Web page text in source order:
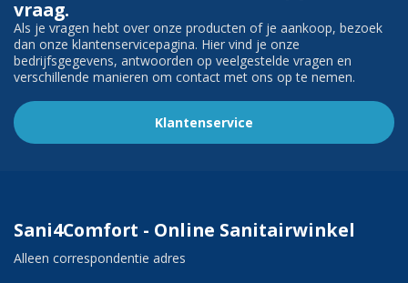
vraag.
Als je vragen hebt over onze producten of je aankoop, bezoek
dan onze klantenservicepagina. Hier vind je onze
bedrijfsgegevens, antwoorden op veelgestelde vragen en
verschillende manieren om contact met ons op te nemen.
Klantenservice
Sani4Comfort - Online Sanitairwinkel
Alleen correspondentie adres